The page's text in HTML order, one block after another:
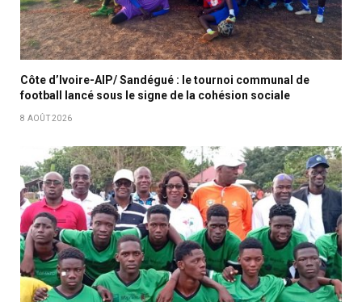
Côte d’Ivoire-AIP/ Sandégué : le tournoi communal de
football lancé sous le signe de la cohésion sociale
8 AOÛT 2026